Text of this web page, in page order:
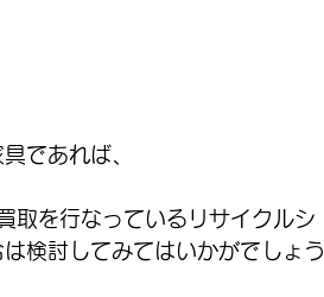
であれば、
取を行なっているリサイクルシ
検討してみてはいかがでしょう